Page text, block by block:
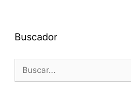
Buscador